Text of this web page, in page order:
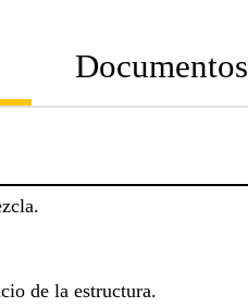
Documentos
de la estructura.